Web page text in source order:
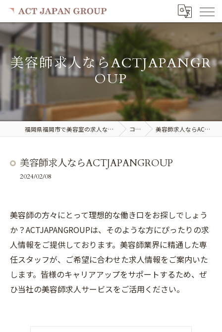
美容師求人ならACTJAPANGR
OUP
福岡県福岡市で美容室の求人ならACT JAPAN GROUP コラム 美容師求人ならACTJAPANGROUP
美容師求人ならACTJAPANGROUP
2024/02/08
美容師の方々にとって理想的な働き口をお探しでしょう
か？ACTJAPANGROUPは、そのような方にぴったりの求
人情報をご提供しております。美容師業界に精通した専
任スタッフが、ご希望に合わせた求人情報をご案内いた
します。皆様のキャリアアップをサポートするため、ぜ
ひ当社の美容師求人サービスをご活用ください。